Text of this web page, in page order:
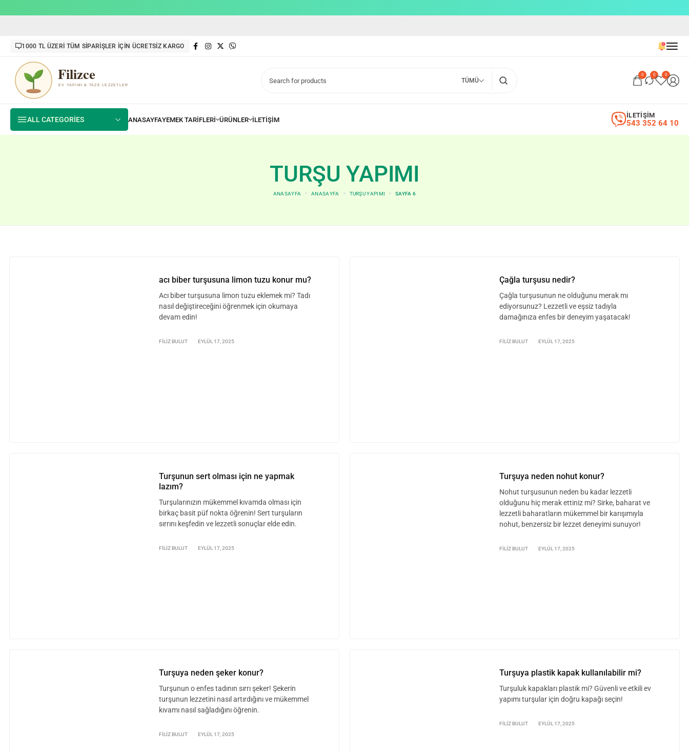
1000 TL ÜZERİ TÜM SİPARİŞLER İÇİN ÜCRETSİZ KARGO
TÜMÜ
0 0 0
ALL CATEGORIES 543 352 64 10
İLETİŞİM
TURŞU YAPIMI
ANASAYFA ANASAYFA TURŞU YAPIMI SAYFA 6
acı biber turşusuna limon tuzu konur mu?
Acı biber turşusuna limon tuzu eklemek mi? Tadı
nasıl değiştireceğini öğrenmek için okumaya
devam edin!
FILIZ BULUT EYLÜL 17, 2025
Çağla turşusu nedir?
Çağla turşusunun ne olduğunu merak mı
ediyorsunuz? Lezzetli ve eşsiz tadıyla
damağınıza enfes bir deneyim yaşatacak!
FILIZ BULUT EYLÜL 17, 2025
Turşunun sert olması için ne yapmak
lazım?
Turşularınızın mükemmel kıvamda olması için
birkaç basit püf nokta öğrenin! Sert turşuların
sırrını keşfedin ve lezzetli sonuçlar elde edin.
FILIZ BULUT EYLÜL 17, 2025
Turşuya neden nohut konur?
Nohut turşusunun neden bu kadar lezzetli
olduğunu hiç merak ettiniz mi? Sirke, baharat ve
lezzetli baharatların mükemmel bir karışımıyla
nohut, benzersiz bir lezzet deneyimi sunuyor!
FILIZ BULUT EYLÜL 17, 2025
Turşuya neden şeker konur?
Turşunun o enfes tadının sırrı şeker! Şekerin
turşunun lezzetini nasıl artırdığını ve mükemmel
kıvamı nasıl sağladığını öğrenin.
FILIZ BULUT EYLÜL 17, 2025
Turşuya plastik kapak kullanılabilir mi?
Turşuluk kapakları plastik mi? Güvenli ve etkili ev
yapımı turşular için doğru kapağı seçin!
FILIZ BULUT EYLÜL 17, 2025